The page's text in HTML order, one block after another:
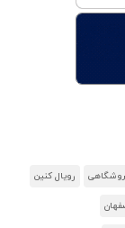
رویال کنین